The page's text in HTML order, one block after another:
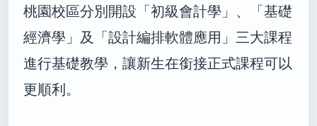
桃園校區分別開設 「初級會計學」、「基礎
經濟學」及「設計編排軟體應用」三大課程
進行基礎教學，讓新生在銜接正式課程可以
更順利。